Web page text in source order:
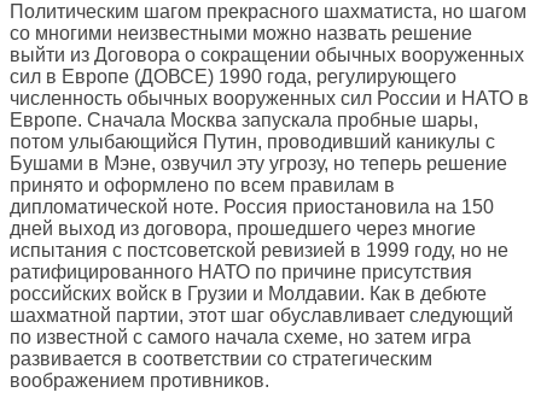
Политическим шагом прекрасного шахматиста, но шагом
со многими неизвестными можно назвать решение
выйти из Договора о сокращении обычных вооруженных
сил в Европе (ДОВСЕ) 1990 года, регулирующего
численность обычных вооруженных сил России и НАТО в
Европе. Сначала Москва запускала пробные шары,
потом улыбающийся Путин, проводивший каникулы с
Бушами в Мэне, озвучил эту угрозу, но теперь решение
принято и оформлено по всем правилам в
дипломатической ноте. Россия приостановила на 150
дней выход из договора, прошедшего через многие
испытания с постсоветской ревизией в 1999 году, но не
ратифицированного НАТО по причине присутствия
российских войск в Грузии и Молдавии. Как в дебюте
шахматной партии, этот шаг обуславливает следующий
по известной с самого начала схеме, но затем игра
развивается в соответствии со стратегическим
воображением противников.